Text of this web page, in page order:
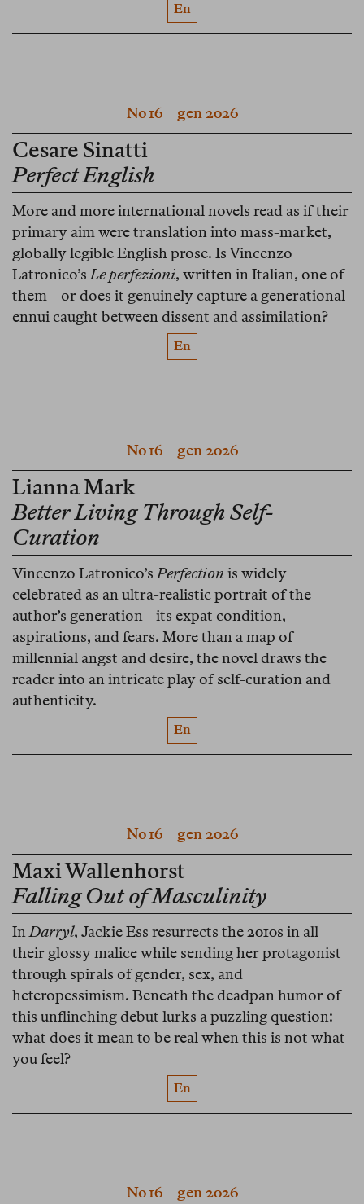
En
No 16gen 2026
Cesare Sinatti
Perfect English
More and more international novels read as if their
primary aim were translation into mass-market,
globally legible English prose. Is Vincenzo
Latronico’sLe perfezioni, written in Italian, one of
them—or does it genuinely capture a generational
ennui caught between dissent and assimilation?
En
No 16gen 2026
Lianna Mark
Better Living Through Self-
Curation
Vincenzo Latronico’sPerfection is widely
celebrated as an ultra-realistic portrait of the
author’s generation—its expat condition,
aspirations, and fears. More than a map of
millennial angst and desire, the novel draws the
reader into an intricate play of self-curation and
authenticity.
En
No 16gen 2026
Maxi Wallenhorst
Falling Out of Masculinity
InDarryl, Jackie Ess resurrects the 2010s in all
their glossy malice while sending her protagonist
through spirals of gender, sex, and
heteropessimism. Beneath the deadpan humor of
this unflinching debut lurks a puzzling question:
what does it mean to be real when this is not what
you feel?
En
No 16gen 2026